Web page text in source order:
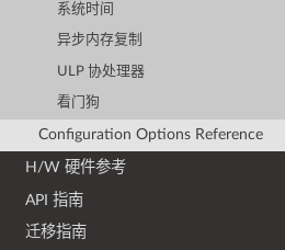
系统时间
异步内存复制
ULP 协处理器
看门狗
Configuration Options Reference
H/W 硬件参考
API 指南
迁移指南